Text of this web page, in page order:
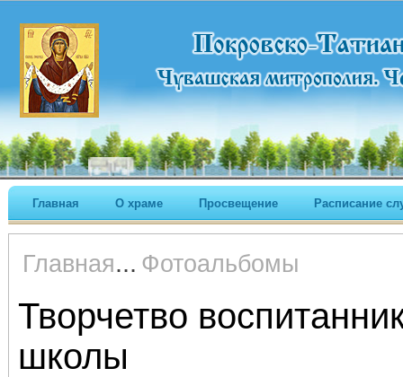
Главная О храме Просвещение Расписание
Главная... Фотоальбомы
Творчетво
школы